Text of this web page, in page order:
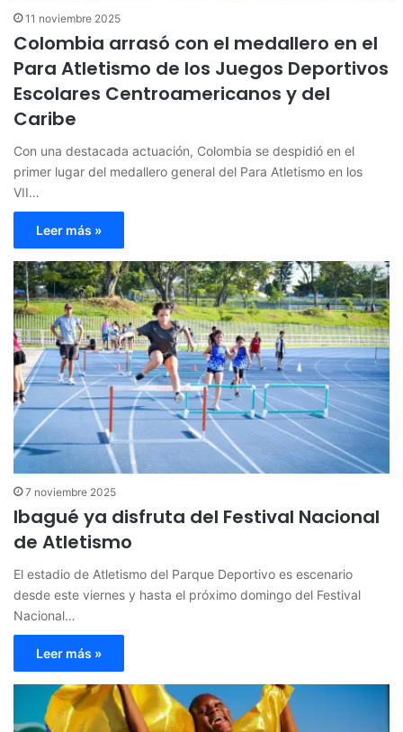
11 noviembre 2025
Colombia arrasó con el medallero en el
Para Atletismo de los Juegos Deportivos
Escolares Centroamericanos y del
Caribe
Con una destacada actuación, Colombia se despidió en el
primer lugar del medallero general del Para Atletismo en los
VII…
Leer más »
7 noviembre 2025
Ibagué ya disfruta del Festival Nacional
de Atletismo
El estadio de Atletismo del Parque Deportivo es escenario
desde este viernes y hasta el próximo domingo del Festival
Nacional…
Leer más »